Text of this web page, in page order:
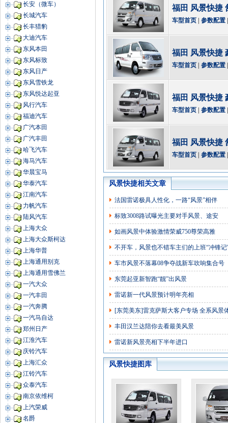
福田 风景快捷
车型首页 参数配置
福田 风景快捷
车型首页 参数配置
福田 风景快捷
车型首页 参数配置
福田 风景快捷
车型首页 参数配置
风景快捷相关文章
法国雷诺极具人性化，一路“风景”相伴
标致3008路试曝光主要对手风景、途安
如画风景中体验激情荣威750尊荣高雅
不开车，风景也不错车主们的上班“冲锋记
车市风景不落幕08争夺战新车吹响集合号
东莞起亚新智跑“靓”出风景
雷诺新一代风景预计明年亮相
[东莞美东]雷克萨斯大客户专场 全系风景
丰田汉兰达陪你去看最美风景
雷诺新风景亮相下半年进口
风景快捷图库
长安（微车）
长城汽车
长丰猎豹
大迪汽车
东风本田
东风标致
东风日产
东风雪铁龙
东风悦达起亚
风行汽车
福迪汽车
广汽本田
广汽丰田
哈飞汽车
海马汽车
华晨宝马
华泰汽车
江南汽车
力帆汽车
陆风汽车
上海大众
上海大众斯柯达
上海华普
上海通用别克
上海通用雪佛兰
一汽大众
一汽丰田
一汽奔腾
一汽马自达
郑州日产
江淮汽车
庆铃汽车
上海汇众
江铃汽车
众泰汽车
南京依维柯
上汽荣威
名爵